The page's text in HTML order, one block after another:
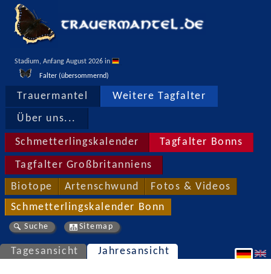
Stadium, Anfang August 2026 in
Falter (übersommernd)
Trauermantel Weitere Tagfalter
Über uns...
Schmetterlingskalender Tagfalter Bonns
Tagfalter Großbritanniens
Biotope Artenschwund Fotos & Videos
Schmetterlingskalender Bonn
Suche Sitemap
Tagesansicht Jahresansicht